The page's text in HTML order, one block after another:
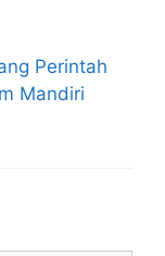
Perintah
Mandiri